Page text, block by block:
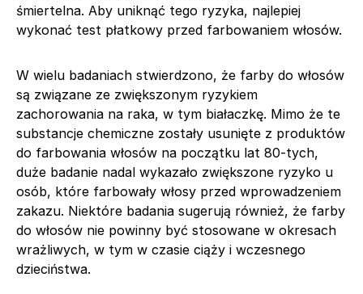
śmiertelna. Aby uniknąć tego ryzyka, najlepiej
wykonać test płatkowy przed farbowaniem włosów.
W wielu badaniach stwierdzono, że farby do włosów
są związane ze zwiększonym ryzykiem
zachorowania na raka, w tym białaczkę. Mimo że te
substancje chemiczne zostały usunięte z produktów
do farbowania włosów na początku lat 80-tych,
duże badanie nadal wykazało zwiększone ryzyko u
osób, które farbowały włosy przed wprowadzeniem
zakazu. Niektóre badania sugerują również, że farby
do włosów nie powinny być stosowane w okresach
wrażliwych, w tym w czasie ciąży i wczesnego
dzieciństwa.